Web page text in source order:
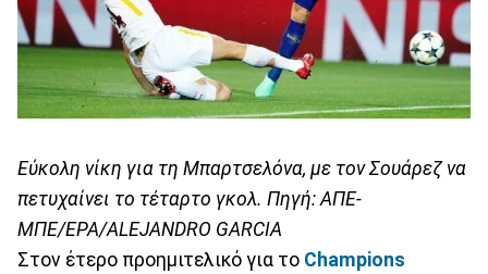
Εύκολη νίκη για τη Μπαρτσελόνα, με τον Σουάρεζ να
πετυχαίνει το τέταρτο γκολ. Πηγή: ΑΠΕ-
ΜΠΕ/EPA/ALEJANDRO GARCIA
Στον έτερο προημιτελικό για το Champions